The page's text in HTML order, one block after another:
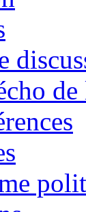
de